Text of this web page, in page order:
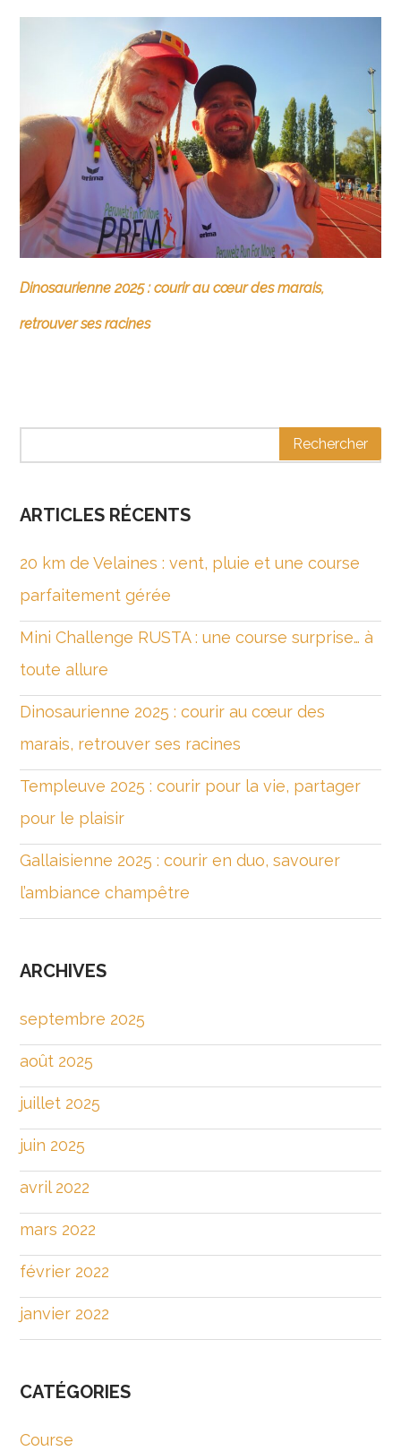
Dinosaurienne 2025 : courir au cœur des marais,
retrouver ses racines
ARTICLES RÉCENTS
20 km de Velaines : vent, pluie et une course
parfaitement gérée
Mini Challenge RUSTA : une course surprise… à
toute allure
Dinosaurienne 2025 : courir au cœur des
marais, retrouver ses racines
Templeuve 2025 : courir pour la vie, partager
pour le plaisir
Gallaisienne 2025 : courir en duo, savourer
l’ambiance champêtre
ARCHIVES
septembre 2025
août 2025
juillet 2025
juin 2025
avril 2022
mars 2022
février 2022
janvier 2022
CATÉGORIES
Course